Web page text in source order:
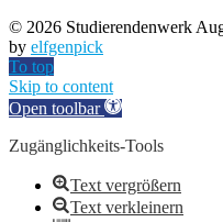
© 2026 Studierendenwerk
by elfgenpick
To top
Skip to content
Open toolbar
Zugänglichkeits-Tools
Text vergrößern
Text verkleinern